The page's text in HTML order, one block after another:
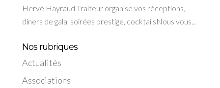
Hervé Hayraud Traiteur organise vos réceptions,
diners de gala, soirées prestige, cocktailsNous vous...
Nos rubriques
Actualités
Associations